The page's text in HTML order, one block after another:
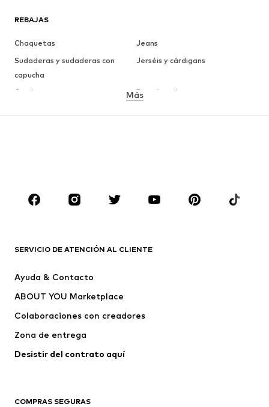
REBAJAS
Chaquetas
Jeans
Sudaderas y sudaderas con
capucha
Jerséis y cárdigans
Camisetas
Ropa interior
ROPA
Camisetas
Jeans
Pantalones
Ropa interior
Jerséis y cárdigans
Trajes y chaquetas
Ropa de baño
Más
SERVICIO DE ATENCIÓN AL CLIENTE
Ayuda & Contacto
ABOUT YOU Marketplace
Colaboraciones con creadores
Zona de entrega
Desistir del contrato aquí
COMPRAS SEGURAS